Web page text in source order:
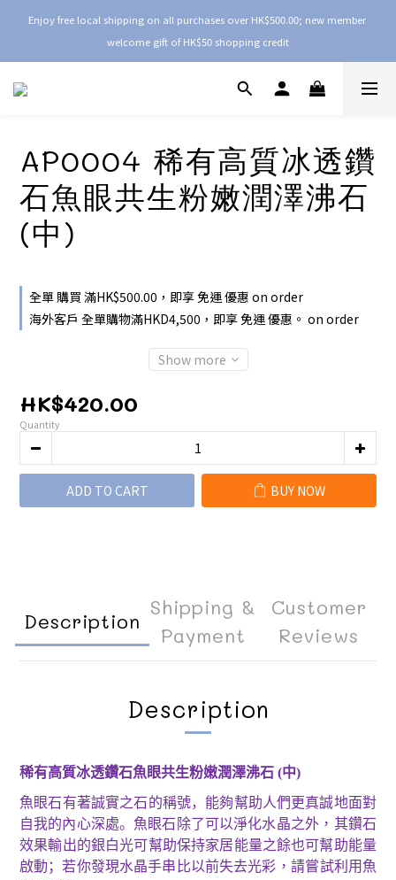
Enjoy free local shipping on all purchases over HK$500.00; new member
welcome gift of HK$50 shopping credit
AP0004 稀有高質冰透鑽
石魚眼共生粉嫩潤澤沸石
(中)
全單 購買 滿HK$500.00，即享 免運 優惠 on order
海外客戶 全單購物滿HKD4,500，即享 免運 優惠。 on order
Show more
HK$420.00
Quantity
ADD TO CART BUY NOW
Description
Shipping &
Payment
Customer
Reviews
Description
稀有高質冰透鑽石魚眼共生粉嫩潤澤沸石 (中)
魚眼石有著誠實之石的稱號，能夠幫助人們更真誠地面對
自我的內心深處。魚眼石除了可以淨化水晶之外， 其鑽石
效果輸出的銀白光可幫助保持家居能量之餘也可幫助能量
啟動；若你發現水晶手串比以前失去光彩 ，請嘗試利用魚